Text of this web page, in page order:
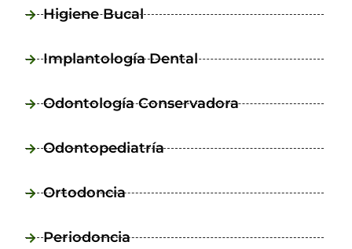
Higiene Bucal
Implantología Dental
Odontología Conservadora
Odontopediatría
Ortodoncia
Periodoncia